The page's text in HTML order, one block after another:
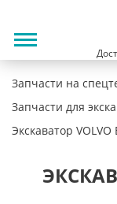
Запчасти на
Запчасти для
Экскаватор VOLVO